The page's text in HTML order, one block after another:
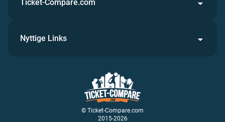
© Ticket-Compare.com
2015-2026
Ticket-Compare.com
Nyttige Links